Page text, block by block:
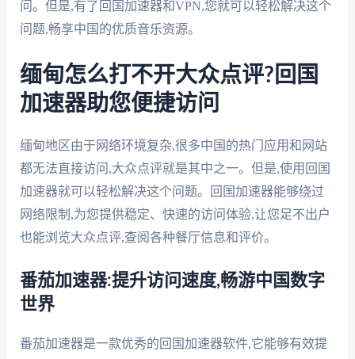
问。但是,有了回国加速器和VPN,您就可以轻松解决这个
问题,畅享中国的优质音乐资源。
缅甸怎么打不开大众点评?回国
加速器助您便捷访问
缅甸地区由于网络环境复杂,很多中国的热门应用和网站
都无法直接访问,大众点评就是其中之一。但是,使用回国
加速器就可以轻松解决这个问题。回国加速器能够绕过
网络限制,为您提供稳定、快速的访问体验,让您足不出户
也能浏览大众点评,查阅各种餐厅信息和评价。
番茄加速器:提升访问速度,畅游中国数字
世界
番茄加速器是一款优秀的回国加速器软件,它能够有效提